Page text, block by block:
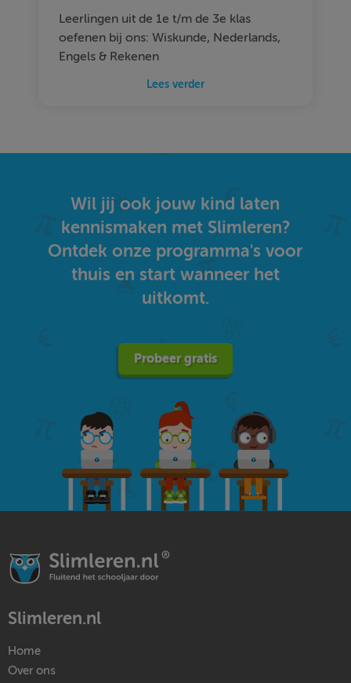
Leerlingen uit de 1e t/m de 3e klas
oefenen bij ons: Wiskunde, Nederlands,
Engels & Rekenen
Lees verder
Wil jij ook jouw kind laten
kennismaken met Slimleren?
Ontdek onze programma's voor
thuis en start wanneer het
uitkomt.
Probeer gratis
Slimleren.nl
Home
Over ons